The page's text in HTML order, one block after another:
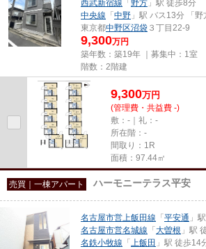
西武新宿線 「 野方 」駅 徒歩8分
中央線 「 中野 」駅 バス13分 「
東京都中野区沼袋 ３丁目22-9
9,300万円
築年数：築19年 ｜募集中： 1室
階数：2階建
9,300万円
(管理費・共益費 -)
敷：-｜礼：-
所在階：-
間取り：1R
面積：97.44㎡
売買｜一棟アパート ハーモニーテラス平安
名古屋市営上飯田線 「 平安通 」
名古屋市営名城線 「 大曽根 」駅
名鉄小牧線 「 上飯田 」駅 徒歩14